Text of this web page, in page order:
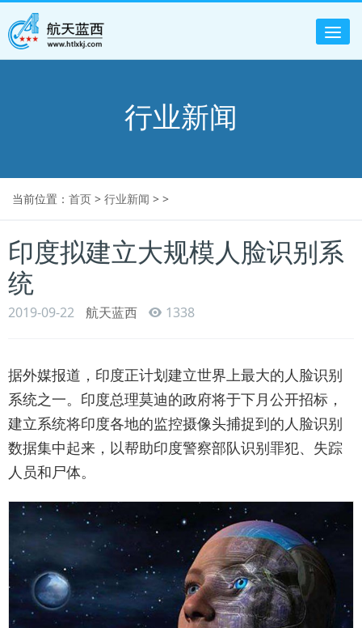
行业新闻
当前位置： 首页 > 行业新闻 > >
印度拟建立大规模人脸识别系
统
2019-09-22 航天蓝西 1338
据外媒报道，印度正计划建立世界上最大的人脸识别
系统之一。印度总理莫迪的政府将于下月公开招标，
建立系统将印度各地的监控摄像头捕捉到的人脸识别
数据集中起来，以帮助印度警察部队识别罪犯、失踪
人员和尸体。